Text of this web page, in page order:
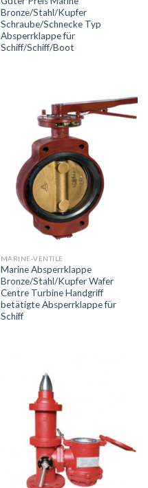
Bronze/Stahl/Kupfer
Schraube/Schnecke Typ
Absperrklappe für
Schiff/Schiff/Boot
MARINE-VENTILE
Marine Absperrklappe
Bronze/Stahl/Kupfer Wafer
Centre Turbine Handgriff
betätigte Absperrklappe für
Schiff